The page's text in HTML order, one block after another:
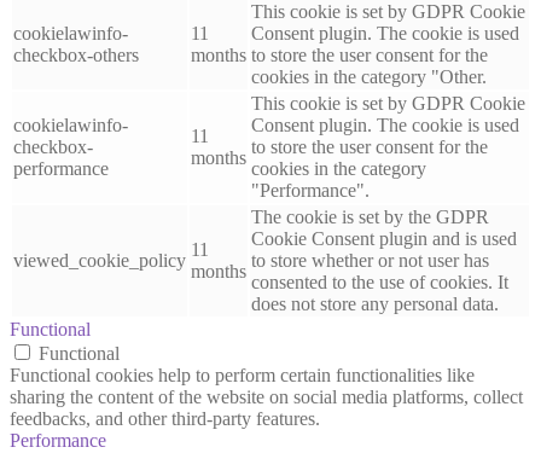
cookielawinfo-
checkbox-others
11
months
This cookie is set by GDPR Cookie
Consent plugin. The cookie is used
to store the user consent for the
cookies in the category "Other.
cookielawinfo-
checkbox-
performance
11
months
This cookie is set by GDPR Cookie
Consent plugin. The cookie is used
to store the user consent for the
cookies in the category
"Performance".
viewed_cookie_policy
11
months
The cookie is set by the GDPR
Cookie Consent plugin and is used
to store whether or not user has
consented to the use of cookies. It
does not store any personal data.
Functional
Functional
Functional cookies help to perform certain functionalities like
sharing the content of the website on social media platforms, collect
feedbacks, and other third-party features.
Performance